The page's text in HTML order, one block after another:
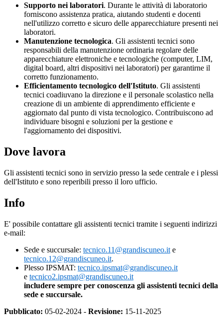
Supporto nei laboratori. Durante le attività di laboratorio
forniscono assistenza pratica, aiutando studenti e docenti
nell'utilizzo corretto e sicuro delle apparecchiature presenti nei
laboratori.
Manutenzione tecnologica. Gli assistenti tecnici sono
responsabili della manutenzione ordinaria regolare delle
apparecchiature elettroniche e tecnologiche (computer, LIM,
digital board, altri dispositivi nei laboratori) per garantirne il
corretto funzionamento.
Efficientamento tecnologico dell'Istituto. Gli assistenti
tecnici coadiuvano la direzione e il personale scolastico nella
creazione di un ambiente di apprendimento efficiente e
aggiornato dal punto di vista tecnologico. Contribuiscono ad
individuare bisogni e soluzioni per la gestione e
l'aggiornamento dei dispositivi.
Dove lavora
Gli assistenti tecnici sono in servizio presso la sede centrale e i plessi
dell'Istituto e sono reperibili presso il loro ufficio.
Info
E' possibile contattare gli assistenti tecnici tramite i seguenti indirizzi
e-mail:
Sede e succursale: tecnico.11@grandiscuneo.it e
tecnico.12@grandiscuneo.it.
Plesso IPSMAT: tecnico.ipsmat@grandiscuneo.it
e tecnico2.ipsmat@grandiscuneo.it
includere sempre per conoscenza gli assistenti tecnici della
sede e succursale.
Pubblicato: 05-02-2024 - Revisione: 15-11-2025